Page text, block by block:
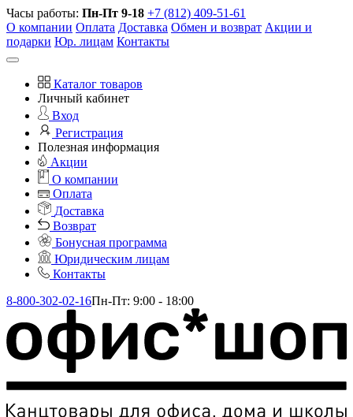
Часы работы: Пн-Пт 9-18 +7 (812) 409-51-61
О компании Оплата Доставка Обмен и возврат Акции и
подарки Юр. лицам Контакты
Каталог товаров
Личный кабинет
Вход
Регистрация
Полезная информация
Акции
О компании
Оплата
Доставка
Возврат
Бонусная программа
Юридическим лицам
Контакты
8-800-302-02-16Пн-Пт: 9:00 - 18:00